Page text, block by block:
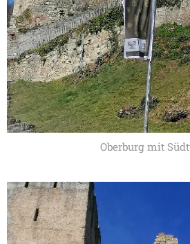
Oberburg mit